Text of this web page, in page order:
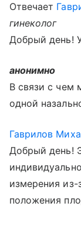
Отвечает
гинеколог
Добрый день!
анонимно
В связи с чем
одной
Гаврилов
Добрый день!
измерения из-
положения